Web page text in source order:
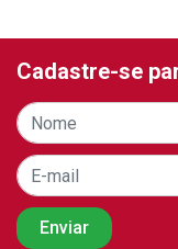
Cadastre-se